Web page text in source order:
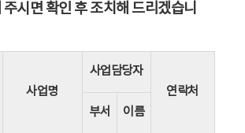
주시면 확인 후 조치해 드리겠습니
사업명
사업담당자
연락처
부서
이름